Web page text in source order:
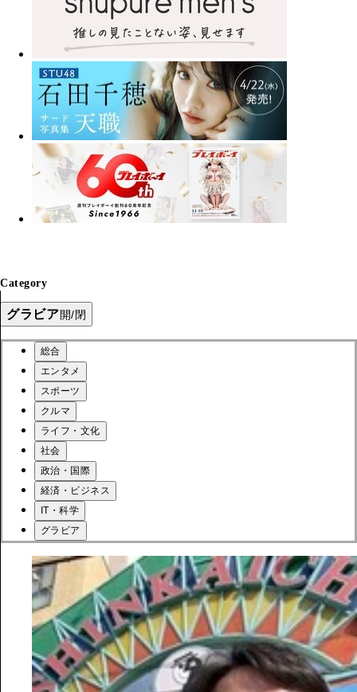
Category
グラビア開/閉
総合
エンタメ
スポーツ
クルマ
ライフ・文化
社会
政治・国際
経済・ビジネス
IT・科学
グラビア